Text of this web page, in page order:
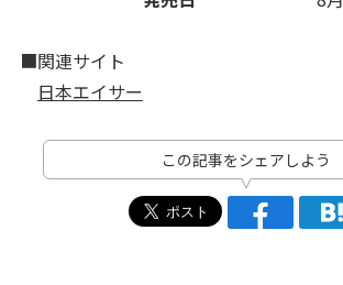
■関連サイト
日本エイサー
この記事をシェアしよう